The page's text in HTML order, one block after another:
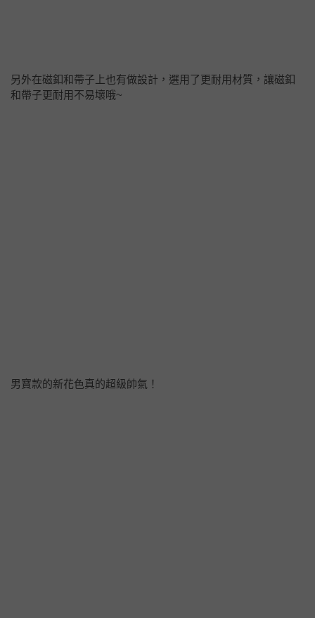
另外在磁釦和帶子上也有做設計，選用了更耐用材質，讓磁釦
和帶子更耐用不易壞哦~
男寶款的新花色真的超級帥氣！